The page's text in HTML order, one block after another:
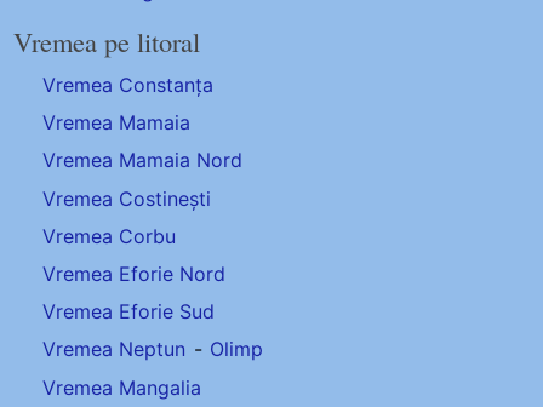
Vremea pe litoral
Vremea Constanța
Vremea Mamaia
Vremea Mamaia Nord
Vremea Costinești
Vremea Corbu
Vremea Eforie Nord
Vremea Eforie Sud
Vremea Neptun - Olimp
Vremea Mangalia